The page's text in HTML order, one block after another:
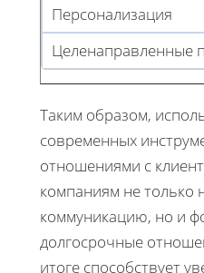
Персонализация
Целенаправленные
Таким образом,
современных
отношениями с
компаниям не только
коммуникацию, но и
долгосрочные
итоге способствует